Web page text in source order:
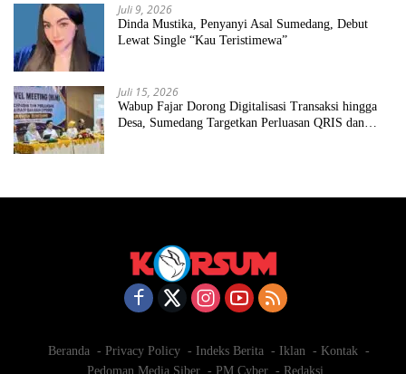
Juli 9, 2026
Dinda Mustika, Penyanyi Asal Sumedang, Debut
Lewat Single “Kau Teristimewa”
Juli 15, 2026
Wabup Fajar Dorong Digitalisasi Transaksi hingga
Desa, Sumedang Targetkan Perluasan QRIS dan
Beranda Privacy Policy Indeks Berita Iklan
Kontak
Pedoman Media Siber
PM Cyber Redaksi